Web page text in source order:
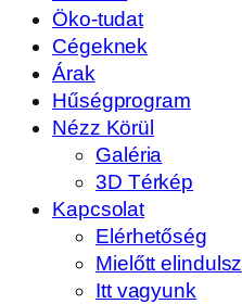
Öko-tudat
Cégeknek
Árak
Hűségprogram
Nézz Körül
Galéria
3D Térkép
Kapcsolat
Elérhetőség
Mielőtt elindulsz
Itt vagyunk